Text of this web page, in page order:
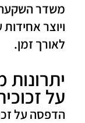
משדר השקעה
ויוצר
לאורך זמן.
על
הדפסה על